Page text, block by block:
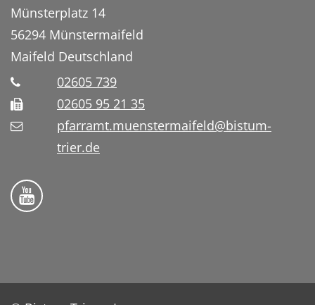
Münsterplatz 14
56294 Münstermaifeld
Maifeld Deutschland
02605 739
02605 95 21 35
pfarramt.muenstermaifeld@bistum-
trier.de
Folge uns auf YouTube